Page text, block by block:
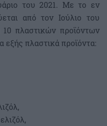
του 2021. Με το εν
από τον Ιούλιο του
πλαστικών προϊόντων
εξής πλαστικά προϊόντα: